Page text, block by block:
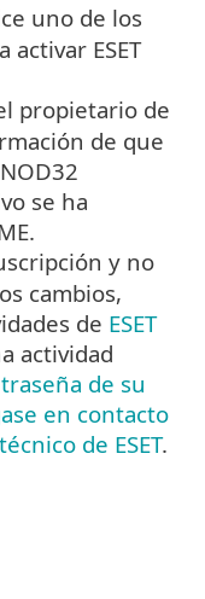
uno de los
activar ESET
propietario de
de que
se ha
y no
cambios,
de ESET
actividad
de su
en contacto
de ESET.